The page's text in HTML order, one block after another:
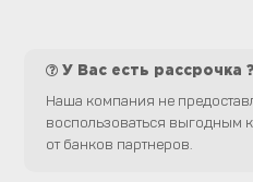
У Вас есть рассрочка ?
Наша компания не
воспользоваться выгодным
от банков партнеров.